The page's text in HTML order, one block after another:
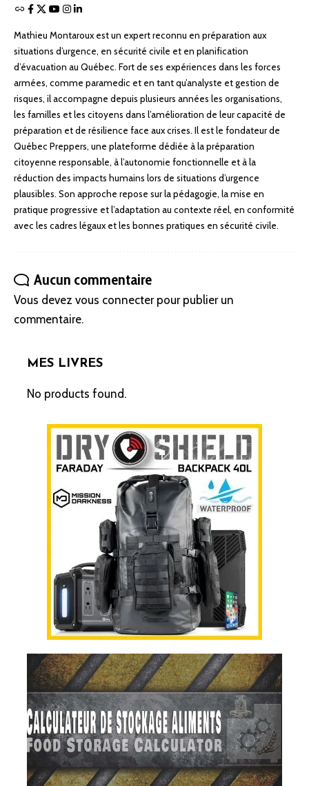
Mathieu Montaroux est un expert reconnu en préparation aux
situations d’urgence, en sécurité civile et en planification
d’évacuation au Québec. Fort de ses expériences dans les forces
armées, comme paramedic et en tant qu’analyste et gestion de
risques, il accompagne depuis plusieurs années les organisations,
les familles et les citoyens dans l’amélioration de leur capacité de
préparation et de résilience face aux crises. Il est le fondateur de
Québec Preppers, une plateforme dédiée à la préparation
citoyenne responsable, à l’autonomie fonctionnelle et à la
réduction des impacts humains lors de situations d’urgence
plausibles. Son approche repose sur la pédagogie, la mise en
pratique progressive et l’adaptation au contexte réel, en conformité
avec les cadres légaux et les bonnes pratiques en sécurité civile.
Aucun commentaire
Vous devez vous connecterpour publier un
commentaire.
MES LIVRES
No products found.